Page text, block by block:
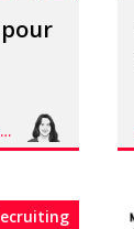
Lucie Chesné